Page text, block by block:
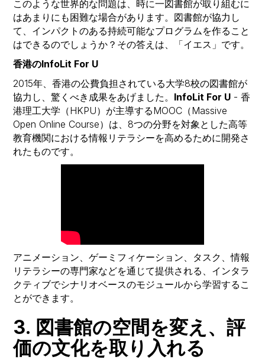
このような世界的な問題は、時に一図書館が取り組むに
はあまりにも困難な場合があります。図書館が協力し
て、インパクトのある持続可能なプログラムを作ること
はできるのでしょうか？その答えは、「イエス」です。
香港のInfoLit For U
2015年、香港の公費負担されている大学8校の図書館が
協力し、驚くべき成果をあげました。 InfoLit For U - 香
港理工大学（HKPU）が主導するMOOC（Massive
Open Online Course）は、8つの分野を対象とした高等
教育機関における情報リテラシーを高めるために開発さ
れたものです。
アニメーション、ゲーミフィケーション、タスク、情報
リテラシーの専門家などを通じて提供される、インタラ
クティブでシナリオベースのモジュールから学習するこ
とができます。
3. 図書館の空間を変え、評
価の文化を取り入れる